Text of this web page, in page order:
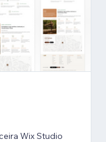
Wix Studio